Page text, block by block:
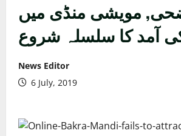
مویشی منڈی میں
آمد کا سلسلہ شروع
News Editor
6 July, 2019